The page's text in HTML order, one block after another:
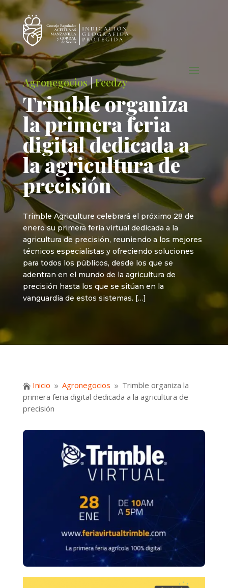
Agronegocios|Feedzy
Trimble organiza
la primera feria
digital dedicada a
la agricultura de
precisión
Trimble Agriculture celebrará el próximo 28 de
enero su primera feria virtual dedicada a la
agricultura de precisión, reuniendo a los mejores
técnicos especialistas y ofreciendo soluciones
para todos los públicos, desde los que se
adentran en el mundo de la agricultura de
precisión hasta los que se sitúan en la
vanguardia de estos sistemas. […]
 Inicio 9 Agronegocios 9 Trimble organiza la
primera feria digital dedicada a la agricultura de
precisión